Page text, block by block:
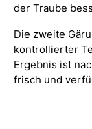
der Traube
Die zweite
kontrollierter
Ergebnis ist
frisch und